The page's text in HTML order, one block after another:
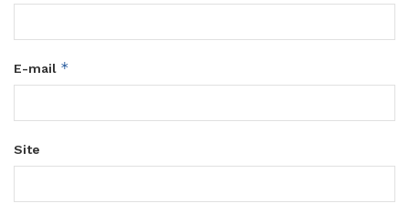
E-mail *
Site